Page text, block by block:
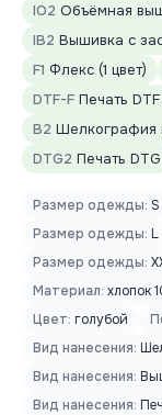
IO2 Объёмная
IB2 Вышивка с
F1 Флекс (1 цвет)
DTF-F Печать
B2 Шелкография
DTG2 Печать DTG
Размер одежды: S
Размер одежды: L
Размер одежды:
Материал: хлопок
Цвет: голубой
Вид нанесения:
Вид нанесения:
Вид нанесения: